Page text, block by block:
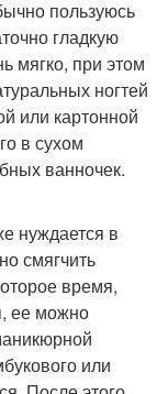
пользуюсь
гладкую
мягко, при этом
ногтей
или картонной
в сухом
ванночек.
нуждается в
смягчить
время,
ее можно
или